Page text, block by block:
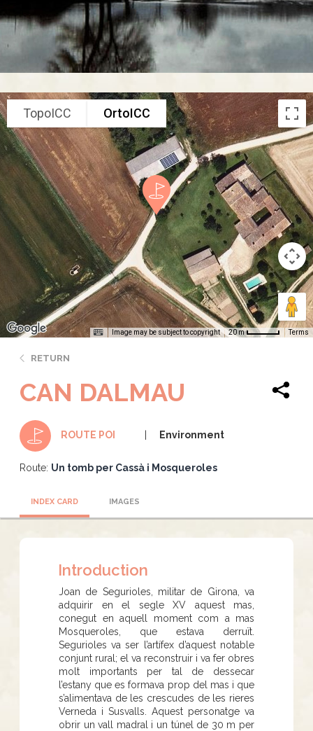
TopoICC OrtoICC
Image may be subject to copyright 20 m Terms
RETURN
CAN DALMAU
ROUTE POI Environment
Route: Un tomb per Cassà i Mosqueroles
INDEX CARD IMAGES
Introduction
Joan de Segurioles, militar de Girona, va
adquirir en el segle XV aquest mas,
conegut en aquell moment com a mas
Mosqueroles, que estava derruït.
Segurioles va ser l’artífex d’aquest notable
conjunt rural; el va reconstruir i va fer obres
molt importants per tal de dessecar
l’estany que es formava prop del mas i que
s’alimentava de les crescudes de les rieres
Verneda i Susvalls. Aquest personatge va
obrir un vall madral i un túnel de 30 m per